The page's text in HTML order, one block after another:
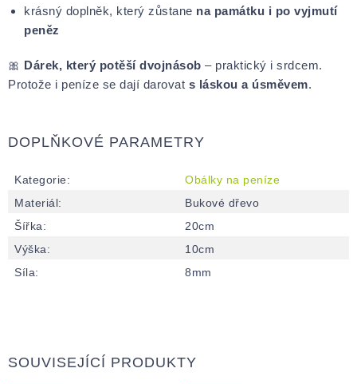
krásný doplněk, který zůstane na památku i po vyjmutí
peněz
🎀 Dárek, který potěší dvojnásob – praktický i srdcem.
Protože i peníze se dají darovat s láskou a úsměvem.
DOPLŇKOVÉ PARAMETRY
Kategorie:
Obálky na peníze
Materiál:
Bukové dřevo
Šířka:
20cm
Výška:
10cm
Síla: 8mm
SOUVISEJÍCÍ PRODUKTY